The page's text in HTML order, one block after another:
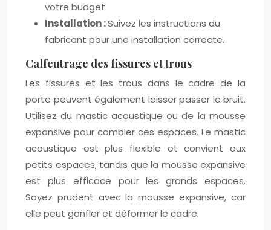
votre budget.
Installation :Suivez les instructions du
fabricant pour une installation correcte.
Calfeutrage des fissures et trous
Les fissures et les trous dans le cadre de la
porte peuvent également laisser passer le bruit.
Utilisez du mastic acoustique ou de la mousse
expansive pour combler ces espaces. Le mastic
acoustique est plus flexible et convient aux
petits espaces, tandis que la mousse expansive
est plus efficace pour les grands espaces.
Soyez prudent avec la mousse expansive, car
elle peut gonfler et déformer le cadre.